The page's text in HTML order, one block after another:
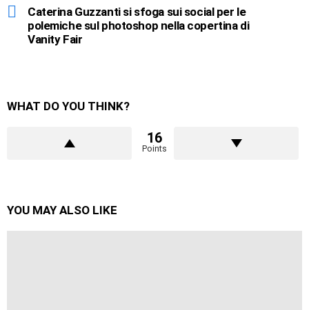
Caterina Guzzanti si sfoga sui social per le
polemiche sul photoshop nella copertina di
Vanity Fair
WHAT DO YOU THINK?
16
Points
YOU MAY ALSO LIKE